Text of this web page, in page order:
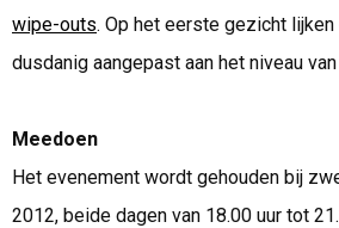
wipe-outs. Op het eerste gezicht
dusdanig aangepast aan het niveau
Meedoen
Het evenement wordt gehouden bij
2012, beide dagen van 18.00 uur tot